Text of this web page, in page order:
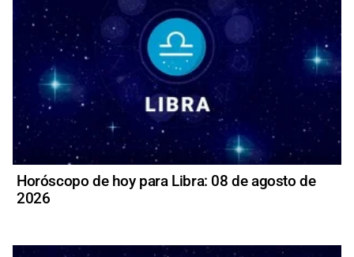
Horóscopo de hoy para Libra: 08 de agosto de
2026